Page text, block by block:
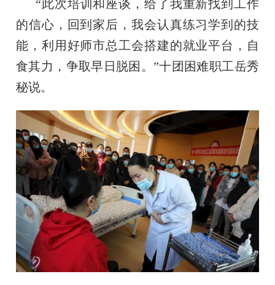
“此次培训和座谈，给了我重新找到工作
的信心，回到家后，我会认真练习学到的技
能，利用好师市总工会搭建的就业平台，自
食其力，争取早日脱困。”十团困难职工岳秀
秘说。